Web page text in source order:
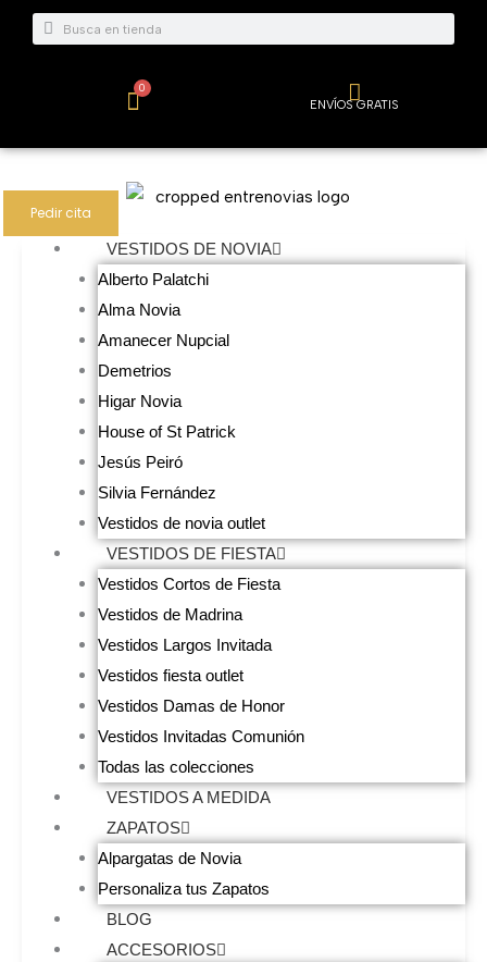
Buscar
Buscar
0
Carrito ENVÍOS GRATIS
VESTIDOS DE NOVIA
Alberto Palatchi
Alma Novia
Amanecer Nupcial
Demetrios
Higar Novia
House of St Patrick
Jesús Peiró
Silvia Fernández
Vestidos de novia outlet
VESTIDOS DE FIESTA
Vestidos Cortos de Fiesta
Vestidos de Madrina
Vestidos Largos Invitada
Vestidos fiesta outlet
Vestidos Damas de Honor
Vestidos Invitadas Comunión
Todas las colecciones
VESTIDOS A MEDIDA
ZAPATOS
Alpargatas de Novia
Personaliza tus Zapatos
BLOG
ACCESORIOS
Pedir cita